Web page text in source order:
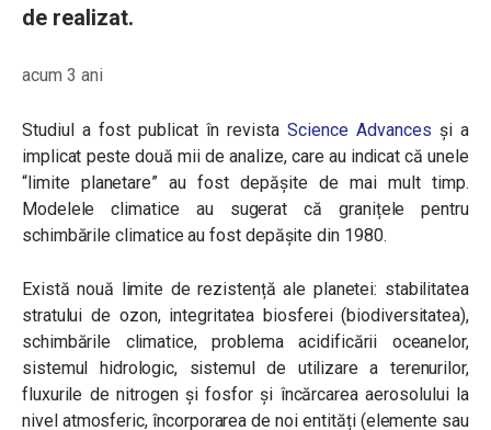
de realizat.
acum 3 ani
Studiul a fost publicat în revistaScience Advances și a
implicat peste două mii de analize, care au indicat că unele
“limite planetare” au fost depășite de mai mult timp.
Modelele climatice au sugerat că granițele pentru
schimbările climatice au fost depășite din 1980.
Există nouă limite de rezistență ale planetei: stabilitatea
stratului de ozon, integritatea biosferei (biodiversitatea),
schimbările climatice, problema acidificării oceanelor,
sistemul hidrologic, sistemul de utilizare a terenurilor,
fluxurile de nitrogen și fosfor și încărcarea aerosolului la
nivel atmosferic, încorporarea de noi entități (elemente sau